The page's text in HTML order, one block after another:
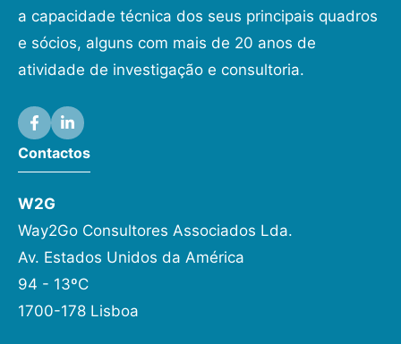
a capacidade técnica dos seus principais quadros
e sócios, alguns com mais de 20 anos de
atividade de investigação e consultoria.
Contactos
W2G
Way2Go Consultores Associados Lda.
Av. Estados Unidos da América
94 - 13ºC
1700-178 Lisboa